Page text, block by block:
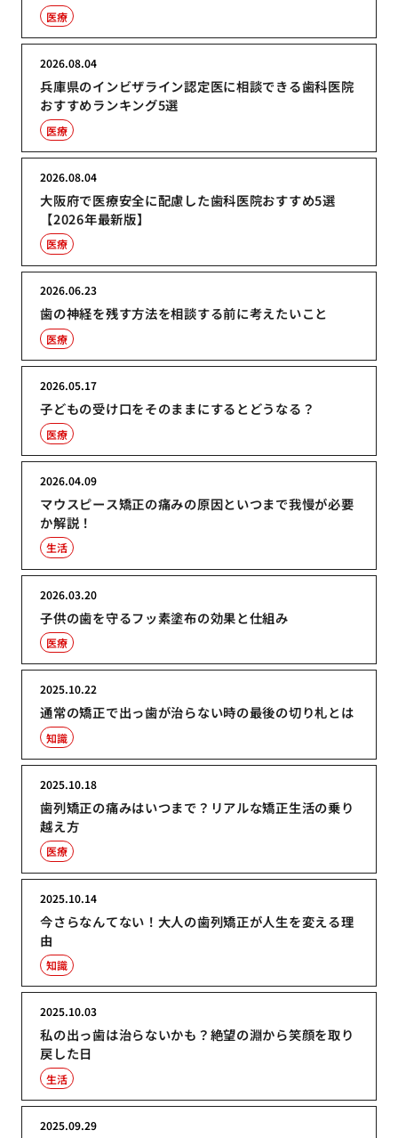
医療
兵庫県のインビザライン認定医に相談できる歯科医院
おすすめランキング5選
2026.08.04
医療
大阪府で医療安全に配慮した歯科医院おすすめ5選
【2026年最新版】
2026.08.04
医療
歯の神経を残す方法を相談する前に考えたいこと
2026.06.23
医療
子どもの受け口をそのままにするとどうなる？
2026.05.17
医療
マウスピース矯正の痛みの原因といつまで我慢が必要
か解説！
2026.04.09
生活
子供の歯を守るフッ素塗布の効果と仕組み
2026.03.20
医療
通常の矯正で出っ歯が治らない時の最後の切り札とは
2025.10.22
知識
歯列矯正の痛みはいつまで？リアルな矯正生活の乗り
越え方
2025.10.18
医療
今さらなんてない！大人の歯列矯正が人生を変える理
由
2025.10.14
知識
私の出っ歯は治らないかも？絶望の淵から笑顔を取り
戻した日
2025.10.03
生活
2025.09.29